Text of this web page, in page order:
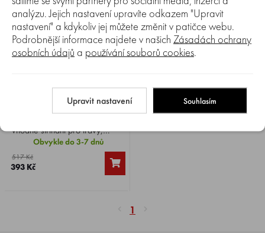
vhodné střihání pro trávy,
tvarování buxusů, tisů a jiných
podobných rostlin.
Obvykle do 3-7 dnů
517 Kč
393 Kč
1
analýzu. Jejich nastavení upravíte odkazem "Upravit
nastavení" a kdykoliv jej můžete změnit v patičce webu.
Podrobnější informace najdete v našich Zásadách ochrany
osobních údajů a používání souborů cookies.
Upravit nastavení Souhlasím